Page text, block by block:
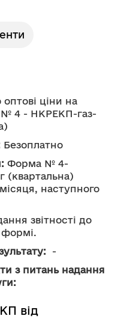
оптові ціни на
4 - НКРЕКП-газ-
Безоплатно
Форма № 4-
(квартальна)
наступного
звітності до
  -
з питань надання
від